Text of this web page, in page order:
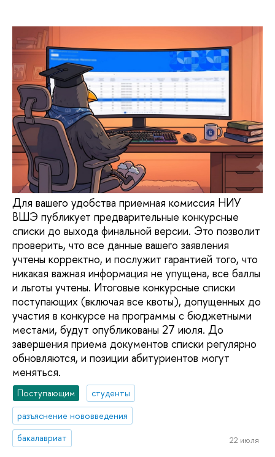
Для вашего удобства приемная комиссия НИУ
ВШЭ публикует предварительные конкурсные
списки до выхода финальной версии. Это позволит
проверить, что все данные вашего заявления
учтены корректно, и послужит гарантией того, что
никакая важная информация не упущена, все баллы
и льготы учтены. Итоговые конкурсные списки
поступающих (включая все квоты), допущенных до
участия в конкурсе на программы с бюджетными
местами, будут опубликованы 27 июля. До
завершения приема документов списки регулярно
обновляются, и позиции абитуриентов могут
меняться.
Поступающим
студенты
разъяснение нововведения
бакалавриат
22 июля